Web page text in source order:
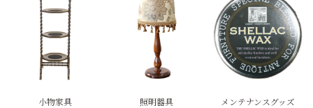
小物家具 照明器具 メンテナンスグッズ